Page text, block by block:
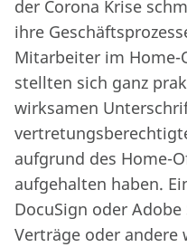
der Corona Krise
ihre
Mitarbeiter im Home-
stellten sich ganz
wirksamen
aufgrund des Home-
aufgehalten haben.
DocuSign oder
Verträge oder andere